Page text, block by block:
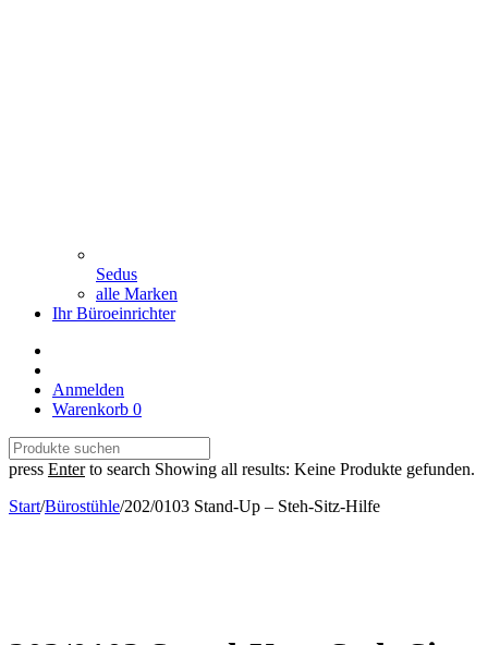
Sedus
alle Marken
Ihr Büroeinrichter
Anmelden
Warenkorb 0
press Enterto search Showing all results: Keine Produkte gefunden.
Start/Bürostühle/202/0103 Stand-Up – Steh-Sitz-Hilfe